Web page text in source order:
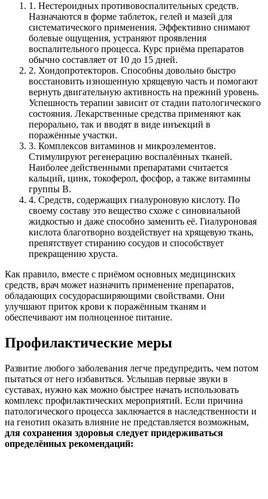
1. Нестероидных противовоспалительных средств.
Назначаются в форме таблеток, гелей и мазей для
систематического применения. Эффективно снимают
болевые ощущения, устраняют проявления
воспалительного процесса. Курс приёма препаратов
обычно составляет от 10 до 15 дней.
2. Хондопротекторов. Способны довольно быстро
восстановить изношенную хрящевую часть и помогают
вернуть двигательную активность на прежний уровень.
Успешность терапии зависит от стадии патологического
состояния. Лекарственные средства применяют как
перорально, так и вводят в виде инъекций в
поражённые участки.
3. Комплексов витаминов и микроэлементов.
Стимулируют регенерацию воспалённых тканей.
Наиболее действенными препаратами считается
кальций, цинк, токоферол, фосфор, а также витамины
группы В.
4. Средств, содержащих гиалуроновую кислоту. По
своему составу это вещество схоже с синовиальной
жидкостью и даже способно заменить её. Гиалуроновая
кислота благотворно воздействует на хрящевую ткань,
препятствует стиранию сосудов и способствует
прекращению хруста.
Как правило, вместе с приёмом основных медицинских
средств, врач может назначить применение препаратов,
обладающих сосудорасширяющими свойствами. Они
улучшают приток крови к поражённым тканям и
обеспечивают им полноценное питание.
Профилактические меры
Развитие любого заболевания легче предупредить, чем потом
пытаться от него избавиться. Услышав первые звуки в
суставах, нужно как можно быстрее начать использовать
комплекс профилактических мероприятий. Если причина
патологического процесса заключается в наследственности и
на генотип оказать влияние не представляется возможным,
для сохранения здоровья следует придерживаться
определённых рекомендаций: